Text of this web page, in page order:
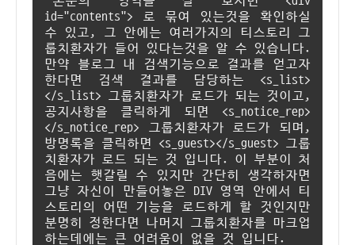
id="contents"> 로 묶여 있는것을 확인하실
수 있고, 그 안에는 여러가지의 티스토리 그
룹치환자가 들어 있다는것을 알 수 있습니다.
만약 블로그 내 검색기능으로 결과를 얻고자
한다면 검색 결과를 담당하는 <s_list>
</s_list> 그룹치환자가 로드가 되는 것이고,
공지사항을 클릭하게 되면 <s_notice_rep>
</s_notice_rep> 그룹치환자가 로드가 되며,
방명록을 클릭하면 <s_guest></s_guest> 그룹
치환자가 로드 되는 것 입니다. 이 부분이 처
음에는 햇갈릴 수 있지만 간단히 생각하자면
그냥 자신이 만들어놓은 DIV 영역 안에서 티
스토리의 어떤 기능을 로드하게 할 것인지만
분명히 정한다면 나머지 그룹치환자를 마크업
하는데에는 큰 어려움이 없을 것 입니다.